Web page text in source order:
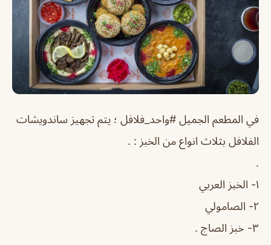
في المطعم الجميل #واحد_فلافل ؛ يتم تجهيز ساندويشات
الفلافل بثلاث انواع من الخبز : .
.
١- الخبز العربي
٢- الصامولي
٣- خبز الصاج .